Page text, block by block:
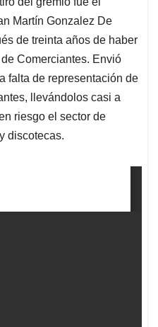
Martín Gonzalez De
de treinta años de haber
Comerciantes. Envió
falta de representación de
llevándolos casi a
riesgo el sector de
discotecas.